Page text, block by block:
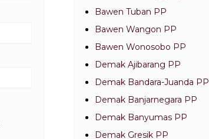
Bawen Tuban PP
Bawen Wangon PP
Bawen Wonosobo PP
Demak Ajibarang PP
Demak Bandara-Juanda PP
Demak Banjarnegara PP
Demak Banyumas PP
Demak Gresik PP